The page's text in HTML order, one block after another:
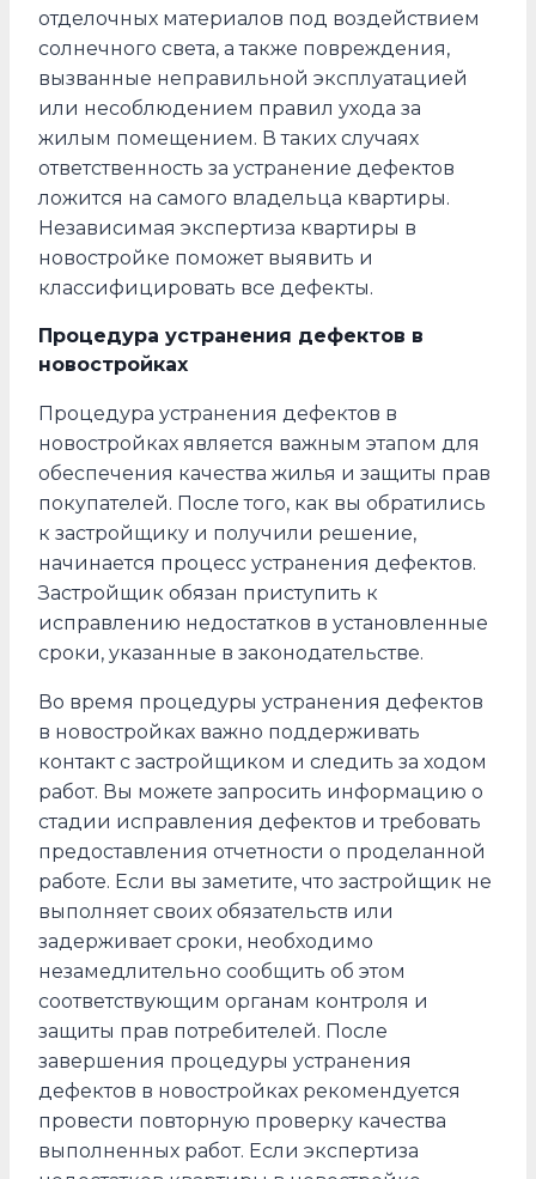
отделочных материалов под воздействием
солнечного света, а также повреждения,
вызванные неправильной эксплуатацией
или несоблюдением правил ухода за
жилым помещением. В таких случаях
ответственность за устранение дефектов
ложится на самого владельца квартиры.
Независимая экспертиза квартиры в
новостройке поможет выявить и
классифицировать все дефекты.
Процедура устранения дефектов в
новостройках
Процедура устранения дефектов в
новостройках является важным этапом для
обеспечения качества жилья и защиты прав
покупателей. После того, как вы обратились
к застройщику и получили решение,
начинается процесс устранения дефектов.
Застройщик обязан приступить к
исправлению недостатков в установленные
сроки, указанные в законодательстве.
Во время процедуры устранения дефектов
в новостройках важно поддерживать
контакт с застройщиком и следить за ходом
работ. Вы можете запросить информацию о
стадии исправления дефектов и требовать
предоставления отчетности о проделанной
работе. Если вы заметите, что застройщик не
выполняет своих обязательств или
задерживает сроки, необходимо
незамедлительно сообщить об этом
соответствующим органам контроля и
защиты прав потребителей. После
завершения процедуры устранения
дефектов в новостройках рекомендуется
провести повторную проверку качества
выполненных работ. Если экспертиза